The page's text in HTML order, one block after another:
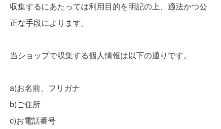
収集するにあたっては利用目的を明記の上、適法かつ公
正な手段によります。
当ショップで収集する個人情報は以下の通りです。
a)お名前、フリガナ
b)ご住所
c)お電話番号